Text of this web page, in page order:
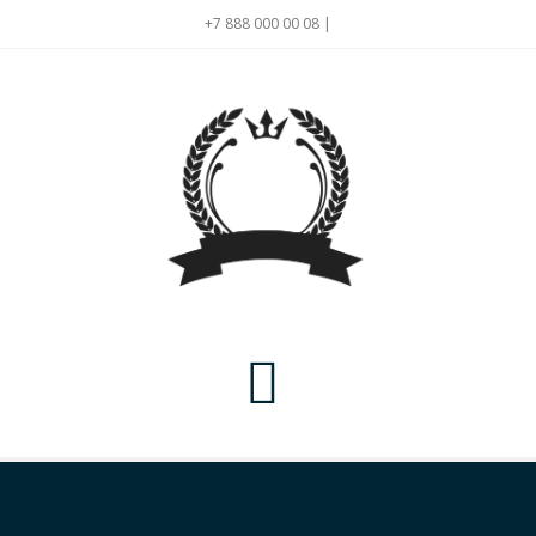
+7 888 000 00 08 |
Главная